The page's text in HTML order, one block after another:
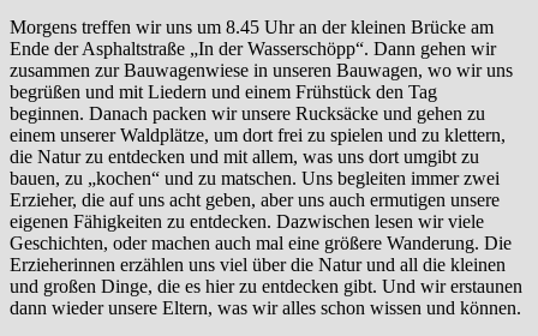
Morgens treffen wir uns um 8.45 Uhr an der kleinen Brücke am
Ende der Asphaltstraße „In der Wasserschöpp“. Dann gehen wir
zusammen zur Bauwagenwiese in unseren Bauwagen, wo wir uns
begrüßen und mit Liedern und einem Frühstück den Tag
beginnen. Danach packen wir unsere Rucksäcke und gehen zu
einem unserer Waldplätze, um dort frei zu spielen und zu klettern,
die Natur zu entdecken und mit allem, was uns dort umgibt zu
bauen, zu „kochen“ und zu matschen. Uns begleiten immer zwei
Erzieher, die auf uns acht geben, aber uns auch ermutigen unsere
eigenen Fähigkeiten zu entdecken. Dazwischen lesen wir viele
Geschichten, oder machen auch mal eine größere Wanderung. Die
Erzieherinnen erzählen uns viel über die Natur und all die kleinen
und großen Dinge, die es hier zu entdecken gibt. Und wir erstaunen
dann wieder unsere Eltern, was wir alles schon wissen und können.